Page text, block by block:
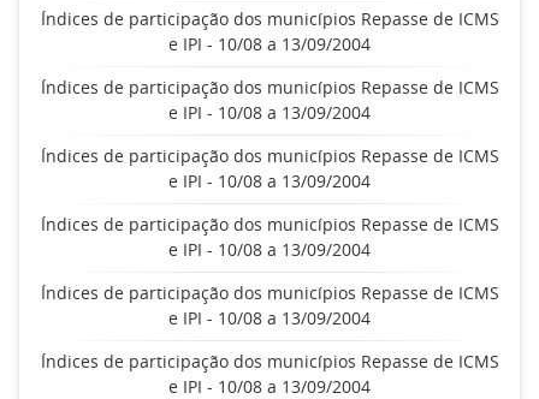
Índices de participação dos municípios Repasse de ICMS
e IPI - 10/08 a 13/09/2004
Índices de participação dos municípios Repasse de ICMS
e IPI - 10/08 a 13/09/2004
Índices de participação dos municípios Repasse de ICMS
e IPI - 10/08 a 13/09/2004
Índices de participação dos municípios Repasse de ICMS
e IPI - 10/08 a 13/09/2004
Índices de participação dos municípios Repasse de ICMS
e IPI - 10/08 a 13/09/2004
Índices de participação dos municípios Repasse de ICMS
e IPI - 10/08 a 13/09/2004